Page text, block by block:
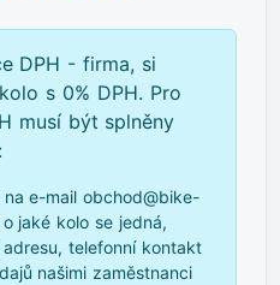
DPH - firma, si
s 0% DPH. Pro
musí být splněny
e-mail obchod@bike-
jaké kolo se jedná,
telefonní kontakt
našimi zaměstnanci